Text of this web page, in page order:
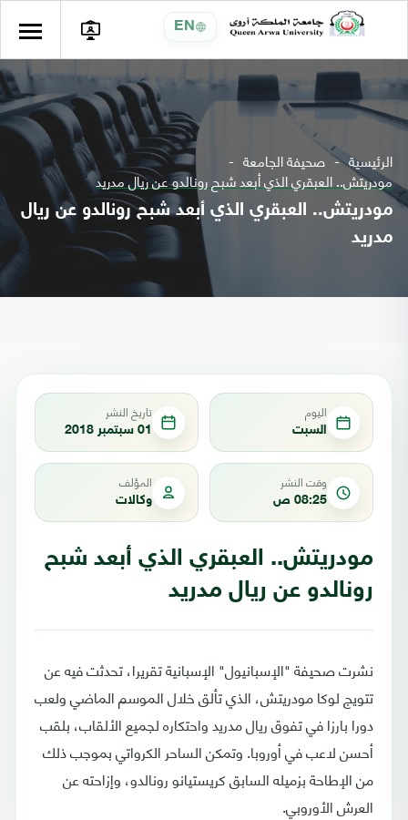
EN
الرئيسية صحيفة الجامعة
مودريتش.. العبقري الذي أبعد شبح رونالدو عن ريال مدريد
مودريتش.. العبقري الذي أبعد شبح رونالدو عن ريال
مدريد
اليوم
السبت
تاريخ النشر
01 سبتمبر 2018
وقت النشر
08:25 ص
المؤلف
وكالات
مودريتش.. العبقري الذي أبعد شبح
رونالدو عن ريال مدريد
نشرت صحيفة "الإسبانيول" الإسبانية تقريرا، تحدثت فيه عن
تتويج لوكا مودريتش، الذي تألق خلال الموسم الماضي ولعب
دورا بارزا في تفوق ريال مدريد واحتكاره لجميع الألقاب، بلقب
أحسن لاعب في أوروبا. وتمكن الساحر الكرواتي بموجب ذلك
من الإطاحة بزميله السابق كريستيانو رونالدو، وإزاحته عن
العرش الأوروبي.